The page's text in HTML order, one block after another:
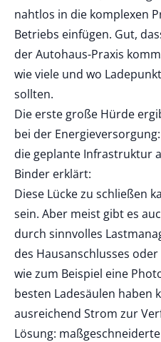
nahtlos in die komplexen
Betriebs einfügen. Gut,
der Autohaus-Praxis
wie viele und wo
sollten.
Die erste große Hürde
bei der
die geplante Infrastruktur
Binder erklärt:
Diese Lücke zu schließen
sein. Aber meist gibt es
durch sinnvolles
des Hausanschlusses
wie zum Beispiel eine
besten Ladesäulen haben
ausreichend Strom zur
Lösung: